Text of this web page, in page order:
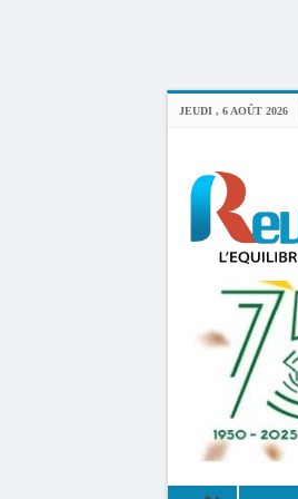
JEUDI , 6 AOÛT 2026